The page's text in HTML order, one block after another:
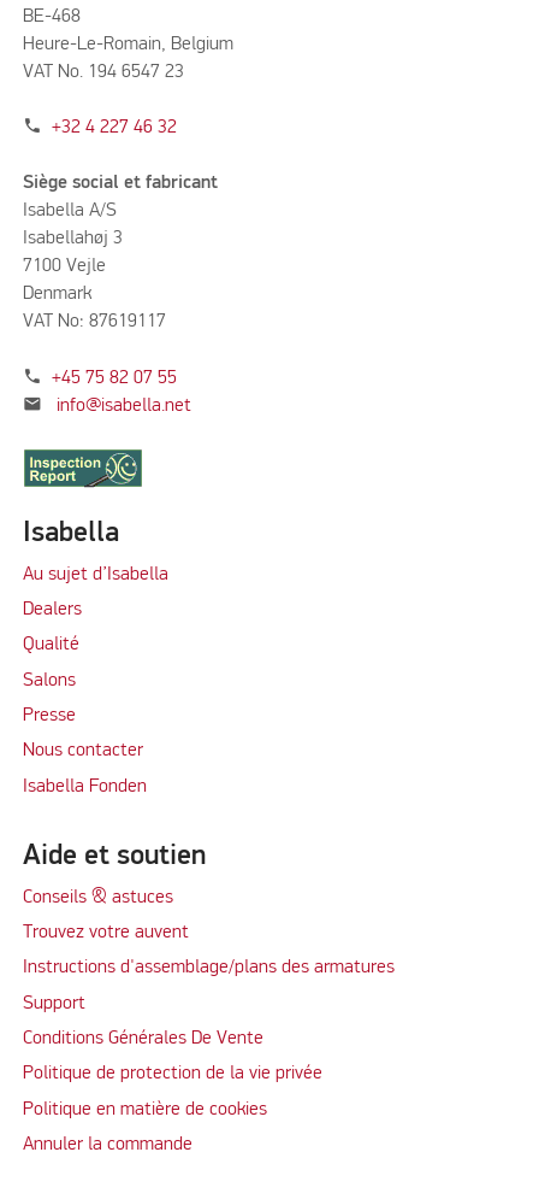
BE-468
Heure-Le-Romain, Belgium
VAT No. 194 6547 23
phone +32 4 227 46 32
Siège social et fabricant
Isabella A/S
Isabellahøj 3
7100 Vejle
Denmark
VAT No: 87619117
phone +45 75 82 07 55
mail info@isabella.net
Isabella
Au sujet d’Isabella
Dealers
Qualité
Salons
Presse
Nous contacter
Isabella Fonden
Aide et soutien
Conseils & astuces
Trouvez votre auvent
Instructions d'assemblage/plans des armatures
Support
Conditions Générales De Vente
Politique de protection de la vie privée
Politique en matière de cookies
Annuler la commande